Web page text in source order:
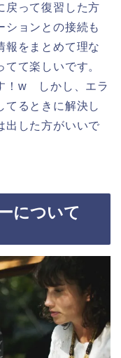
戻って復習した方
ションとの接続も
報をまとめて理な
て楽しいです。
！w しかし、エラ
てるときに解決し
出した方がいいで
について